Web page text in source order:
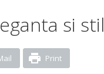
si stil
Print